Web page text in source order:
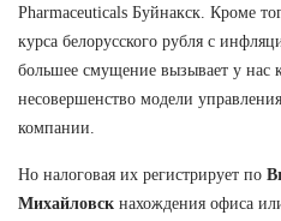
Pharmaceuticals Буйнакск. Кроме
курса белорусского рубля с
большее смущение вызывает у нас
несовершенство модели
компании.
Но налоговая их регистрирует по
Михайловск нахождения офиса